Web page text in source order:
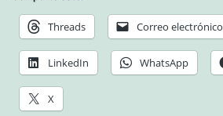
Threads Correo electrónico
LinkedIn WhatsApp
X